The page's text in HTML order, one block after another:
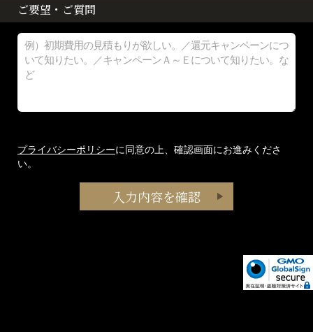
ご要望・ご質問
プライバシーポリシーに同意の上、確認画面にお進みくださ
い。